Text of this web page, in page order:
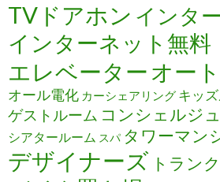
TVドアホン インタ
インターネット無料
エレベーター オー
オール電化 カーシェアリング キッ
ゲストルーム コンシェルジュ
シアタールーム スパ タワーマン
デザイナーズ トラン